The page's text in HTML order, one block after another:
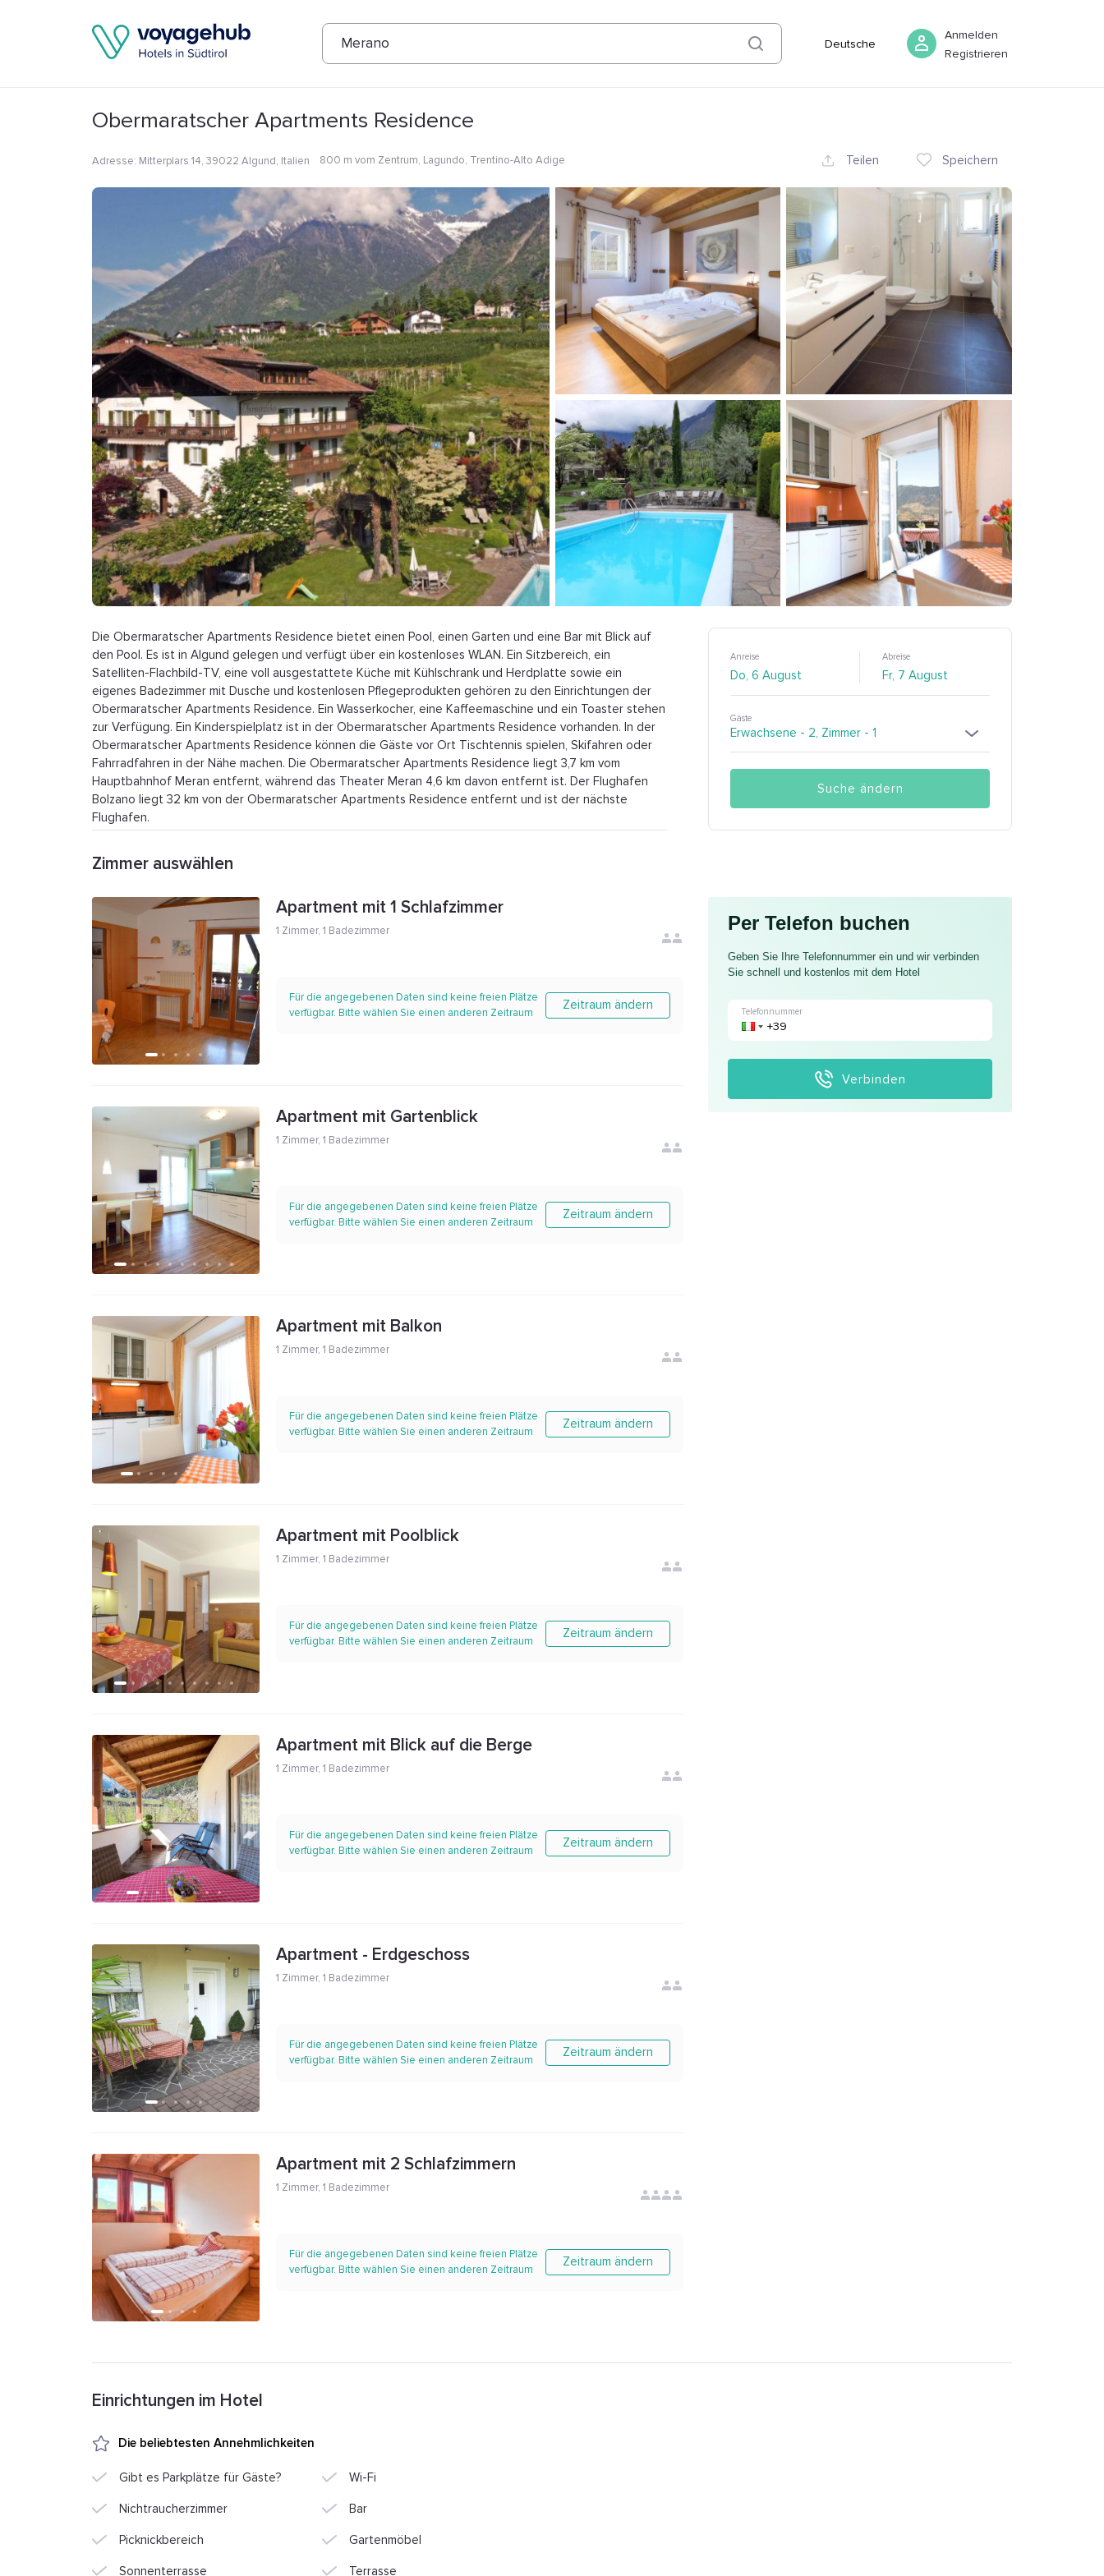
Merano Deutsche
Anmelden
Registrieren
Fotos Annehmlichkeiten 06 August Buchen
Obermaratscher Apartments Residence
Adresse: Mitterplars 14, 39022 Algund, Italien 800 m vom Zentrum, Lagundo, Trentino-Alto Adige Teilen Speichern
Die Obermaratscher Apartments Residence bietet einen Pool, einen Garten und eine Bar mit Blick auf
den Pool. Es ist in Algund gelegen und verfügt über ein kostenloses WLAN. Ein Sitzbereich, ein
Satelliten-Flachbild-TV, eine voll ausgestattete Küche mit Kühlschrank und Herdplatte sowie ein
eigenes Badezimmer mit Dusche und kostenlosen Pflegeprodukten gehören zu den Einrichtungen der
Obermaratscher Apartments Residence. Ein Wasserkocher, eine Kaffeemaschine und ein Toaster stehen
zur Verfügung. Ein Kinderspielplatz ist in der Obermaratscher Apartments Residence vorhanden. In der
Obermaratscher Apartments Residence können die Gäste vor Ort Tischtennis spielen, Skifahren oder
Fahrradfahren in der Nähe machen. Die Obermaratscher Apartments Residence liegt 3,7 km vom
Hauptbahnhof Meran entfernt, während das Theater Meran 4,6 km davon entfernt ist. Der Flughafen
Bolzano liegt 32 km von der Obermaratscher Apartments Residence entfernt und ist der nächste
Flughafen.
Anreise Abreise
Gäste
Suche ändern
Zimmer auswählen
Apartment mit 1 Schlafzimmer
1 Zimmer, 1 Badezimmer
Für die angegebenen Daten sind keine freien Plätze
verfügbar. Bitte wählen Sie einen anderen Zeitraum
Zeitraum ändern
Apartment mit Gartenblick
1 Zimmer, 1 Badezimmer
Für die angegebenen Daten sind keine freien Plätze
verfügbar. Bitte wählen Sie einen anderen Zeitraum
Zeitraum ändern
Apartment mit Balkon
1 Zimmer, 1 Badezimmer
Für die angegebenen Daten sind keine freien Plätze
verfügbar. Bitte wählen Sie einen anderen Zeitraum
Zeitraum ändern
Apartment mit Poolblick
1 Zimmer, 1 Badezimmer
Für die angegebenen Daten sind keine freien Plätze
verfügbar. Bitte wählen Sie einen anderen Zeitraum
Zeitraum ändern
Apartment mit Blick auf die Berge
1 Zimmer, 1 Badezimmer
Für die angegebenen Daten sind keine freien Plätze
verfügbar. Bitte wählen Sie einen anderen Zeitraum
Zeitraum ändern
Apartment - Erdgeschoss
1 Zimmer, 1 Badezimmer
Für die angegebenen Daten sind keine freien Plätze
verfügbar. Bitte wählen Sie einen anderen Zeitraum
Zeitraum ändern
Apartment mit 2 Schlafzimmern
1 Zimmer, 1 Badezimmer
Für die angegebenen Daten sind keine freien Plätze
verfügbar. Bitte wählen Sie einen anderen Zeitraum
Zeitraum ändern
Per Telefon buchen
Geben Sie Ihre Telefonnummer ein und wir verbinden
Sie schnell und kostenlos mit dem Hotel
Telefonnummer
Verbinden
Einrichtungen im Hotel
Die beliebtesten Annehmlichkeiten
Gibt es Parkplätze für Gäste? Wi-Fi
Nichtraucherzimmer Bar
Picknickbereich Gartenmöbel
Sonnenterrasse Terrasse